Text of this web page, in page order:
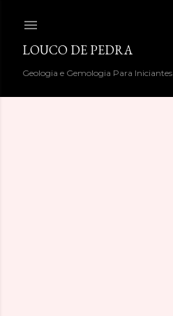
LOUCO DE PEDRA
Geologia e Gemologia Para Iniciantes